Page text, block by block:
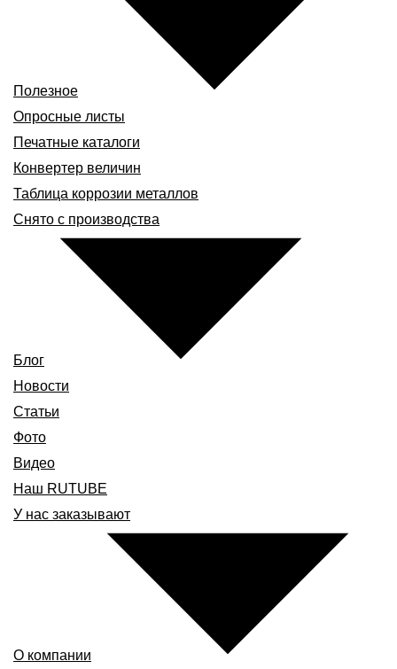
Полезное
Опросные листы
Печатные каталоги
Конвертер величин
Таблица коррозии металлов
Снято с производства
Блог
Новости
Статьи
Фото
Видео
Наш RUTUBE
У нас заказывают
О компании